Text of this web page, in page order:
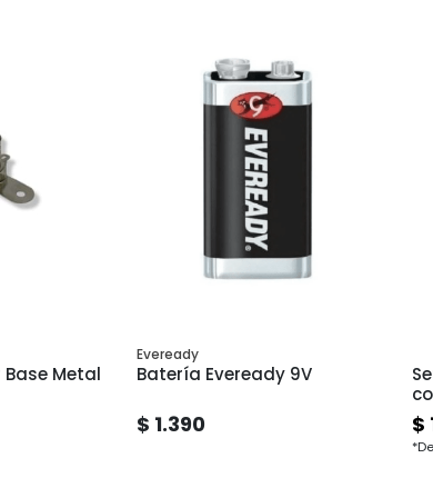
Metal
Eveready
Batería Eveready 9V
$ 1.390 $